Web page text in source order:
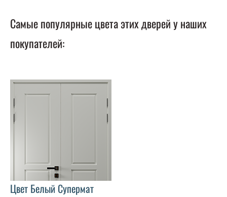
Самые популярные цвета этих дверей у наших
покупателей:
Цвет Белый Супермат